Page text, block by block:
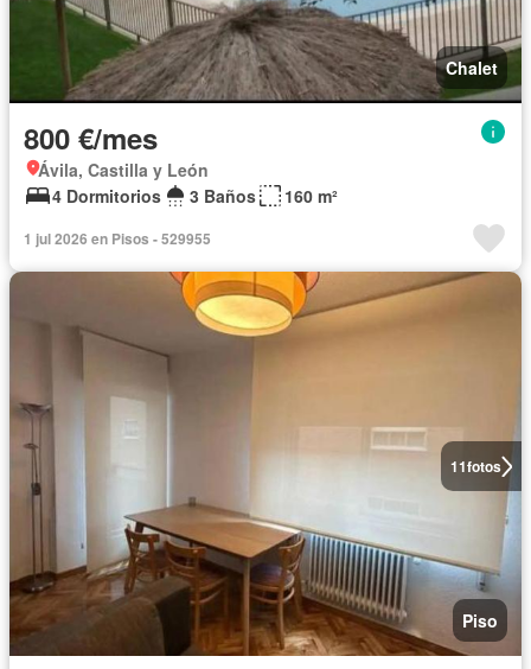
Chalet
800 €/mes
Ávila, Castilla y León
4 Dormitorios
3 Baños 160 m²
1 jul 2026 en Pisos - 529955
11fotos
Piso